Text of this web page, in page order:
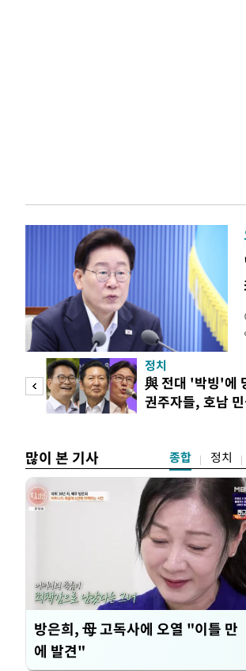
정치
與 전대 '박빙'에
권주자들, 호남
많이 본 기사 종합 정치
방은희, 母 고독사에 오열 "이틀 만
에 발견"